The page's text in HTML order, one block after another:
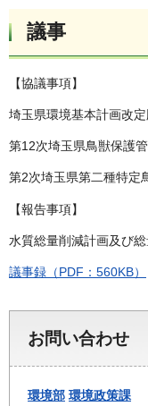
議事
【協議事項】
埼玉県環境基本計画改
第12次埼玉県鳥獣保護
第2次埼玉県第二種特定
【報告事項】
水質総量削減計画及び
議事録（PDF：560KB）
お問い合わせ
環境部 環境政策課